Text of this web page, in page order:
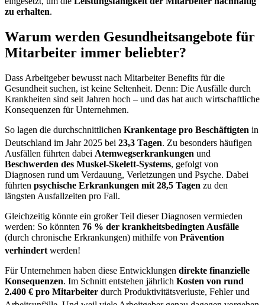
zu erhalten.
Warum werden Gesundheitsangebote für
Mitarbeiter immer beliebter?
Dass Arbeitgeber bewusst nach Mitarbeiter Benefits für die
Gesundheit suchen, ist keine Seltenheit. Denn: Die Ausfälle durch
Krankheiten sind seit Jahren hoch – und das hat auch wirtschaftliche
Konsequenzen für Unternehmen.
So lagen die durchschnittlichen Krankentage pro Beschäftigten in
Deutschland im Jahr 2025 bei 23,3 Tagen. Zu besonders häufigen
Ausfällen führten dabei Atemwegserkrankungen und
Beschwerden des Muskel-Skelett-Systems, gefolgt von
Diagnosen rund um Verdauung, Verletzungen und Psyche. Dabei
führten psychische Erkrankungen mit 28,5 Tagen zu den
längsten Ausfallzeiten pro Fall.
Gleichzeitig könnte ein großer Teil dieser Diagnosen vermieden
werden: So könnten 76 % der krankheitsbedingten Ausfälle
(durch chronische Erkrankungen) mithilfe von Prävention
verhindert werden!
Für Unternehmen haben diese Entwicklungen direkte finanzielle
Konsequenzen. Im Schnitt entstehen jährlich Kosten von rund
2.400 € pro Mitarbeiter durch Produktivitätsverluste, Fehler und